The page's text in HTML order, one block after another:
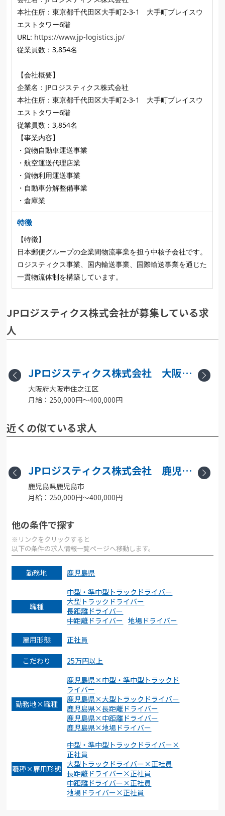
本社住所：東京都千代田区大手町2-3-1 大手町プレイスウ
エストタワー6階
URL: https://www.jp-logistics.jp/
従業員数：3,854名
【会社概要】
企業名：JPロジスティクス株式会社
本社住所：東京都千代田区大手町2-3-1 大手町プレイスウ
エストタワー6階
従業員数：3,854名
【事業内容】
・貨物自動車運送事業
・航空運送代理店業
・貨物利用運送事業
・自動車分解整備事業
・倉庫業
特徴
【特徴】
日本郵便グループの企業間物流事業を担う中核子会社です。
ロジスティクス事業、国内輸送事業、国際輸送事業を通じた
一貫物流体制を構築しています。
JPロジスティクス株式会社が募集している求
人
Previous
JPロジスティクス株式会社 大阪南
港物流センター
大阪府大阪市住之江区
月給：250,000円〜400,000円
Next
近くの似ている求人
Previous
JPロジスティクス株式会社 鹿児島
支店
鹿児島県鹿児島市
月給：250,000円〜400,000円
Next
他の条件で探す
※リンクをクリックすると
以下の条件の求人情報一覧ページへ移動します。
勤務地 鹿児島県
職種
中型・準中型トラックドライバー
大型トラックドライバー
長距離ドライバー
中距離ドライバー 地場ドライバー
雇用形態
正社員
こだわり 25万円以上
勤務地×職種
鹿児島県×中型・準中型トラックド
ライバー
鹿児島県×大型トラックドライバー
鹿児島県×長距離ドライバー
鹿児島県×中距離ドライバー
鹿児島県×地場ドライバー
職種×雇用形態
中型・準中型トラックドライバー×
正社員
大型トラックドライバー×正社員
長距離ドライバー×正社員
中距離ドライバー×正社員
地場ドライバー×正社員